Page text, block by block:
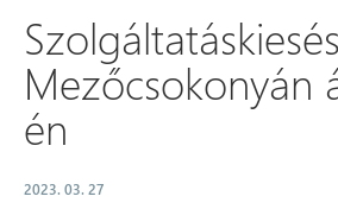
Szolgáltatáskiesés
Mezőcsokonyán
én
2023. 03. 27